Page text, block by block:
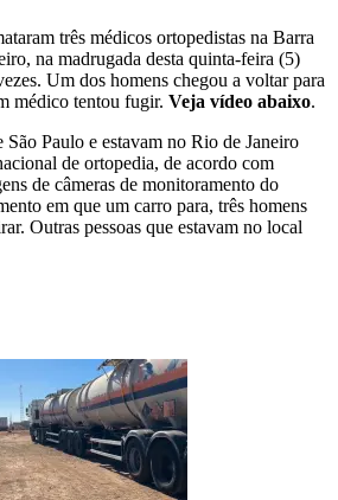
três médicos ortopedistas na Barra
na madrugada desta quinta-feira (5)
Um dos homens chegou a voltar para
médico tentou fugir. Veja vídeo abaixo.
São Paulo e estavam no Rio de Janeiro
de ortopedia, de acordo com
de câmeras de monitoramento do
em que um carro para, três homens
Outras pessoas que estavam no local